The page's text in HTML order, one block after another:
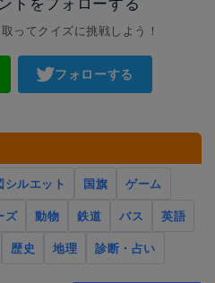
ってクイズに挑戦しよう！
フォローする
シルエット 国旗
ゲーム
ズ 動物 鉄道 バス
英語
歴史 地理 診断・占い